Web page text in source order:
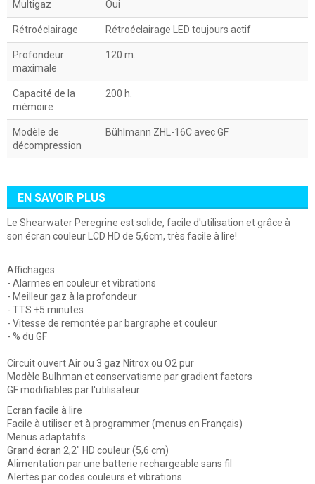
Multigaz Oui
Rétroéclairage Rétroéclairage LED toujours actif
Profondeur
maximale
120 m.
Capacité de la
mémoire
200 h.
Modèle de
décompression
Bühlmann ZHL-16C avec GF
EN SAVOIR PLUS
Le Shearwater Peregrine est solide, facile d'utilisation et grâce à
son écran couleur LCD HD de 5,6cm, très facile à lire!
Affichages :
- Alarmes en couleur et vibrations
- Meilleur gaz à la profondeur
- TTS +5 minutes
- Vitesse de remontée par bargraphe et couleur
- % du GF
Circuit ouvert Air ou 3 gaz Nitrox ou O2 pur
Modèle Bulhman et conservatisme par gradient factors
GF modifiables par l'utilisateur
Ecran facile à lire
Facile à utiliser et à programmer (menus en Français)
Menus adaptatifs
Grand écran 2,2" HD couleur (5,6 cm)
Alimentation par une batterie rechargeable sans fil
Alertes par codes couleurs et vibrations